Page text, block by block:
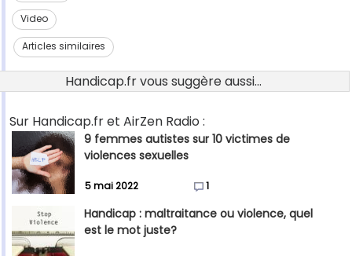
Video
Articles similaires
Handicap.fr vous suggère aussi...
Sur Handicap.fr et AirZen Radio :
9 femmes autistes sur 10 victimes de
violences sexuelles
5 mai 2022 1
Handicap : maltraitance ou violence, quel
est le mot juste?